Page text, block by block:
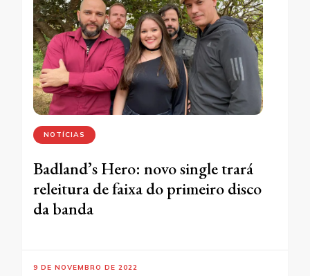
NOTÍCIAS
Badland’s Hero: novo single trará
releitura de faixa do primeiro disco
da banda
9 DE NOVEMBRO DE 2022